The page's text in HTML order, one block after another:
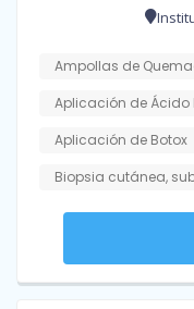
Ampollas de
Aplicación de Ácido
Aplicación de Botox
Biopsia cutánea,